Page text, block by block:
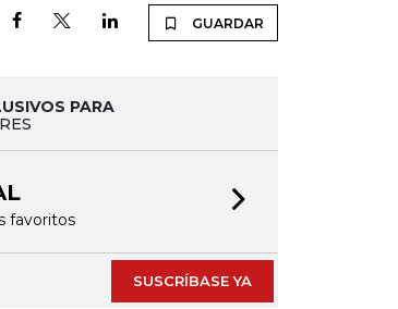
GUARDAR
PARA
favoritos
SUSCRÍBASE YA